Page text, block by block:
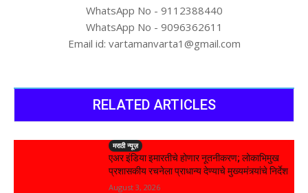
WhatsApp No - 9112388440
WhatsApp No - 9096362611
Email id: vartamanvarta1@gmail.com
RELATED ARTICLES
मराठी न्यूज़
एअर इंडिया इमारतीचे होणार नूतनीकरण; लोकाभिमुख
प्रशासकीय रचनेला प्राधान्य देण्याचे मुख्यमंत्र्यांचे निर्देश
August 3, 2026